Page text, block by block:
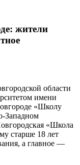
жители
области
имени
«Школу
Западном
«Школа
старше 18 лет
а главное —